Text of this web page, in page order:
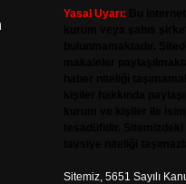
Yasal Uyarı:
Sitemiz, 5651 Sayılı